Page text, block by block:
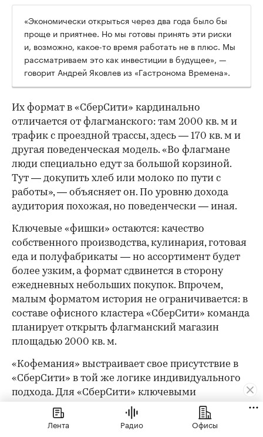
«Экономически открыться через два года было бы
проще и приятнее. Но мы готовы принять эти риски
и, возможно, какое-то время работать не в плюс. Мы
рассматриваем это как инвестиции в будущее», —
говорит Андрей Яковлев из «Гастронома Времена».
Их формат в «СберСити» кардинально
отличается от флагманского: там 2000 кв. м и
трафик с проездной трассы, здесь — 170 кв. м и
другая поведенческая модель. «Во флагмане
люди специально едут за большой корзиной.
Тут — докупить хлеб или молоко по пути с
работы», — объясняет он. По уровню дохода
аудитория похожая, но поведенчески — иная.
Ключевые «фишки» остаются: качество
собственного производства, кулинария, готовая
еда и полуфабрикаты — но ассортимент будет
более узким, а формат сдвинется в сторону
ежедневных небольших покупок. Впрочем,
малым форматом история не ограничивается: в
составе офисного кластера «СберСити» команда
планирует открыть флагманский магазин
площадью 2000 кв. м.
«Кофемания» выстраивает свое присутствие в
«СберСити» в той же логике индивидуального
подхода. Для «СберСити» ключевыми
ориентирами при проектировании стали
технологичность решений, функциональность и
Лента Радио Офисы